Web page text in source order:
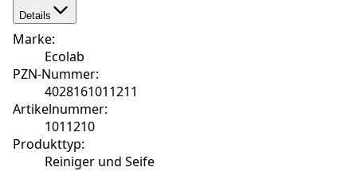
Details
Marke:
Ecolab
PZN-Nummer:
4028161011211
Artikelnummer:
1011210
Produkttyp:
Reiniger und Seife